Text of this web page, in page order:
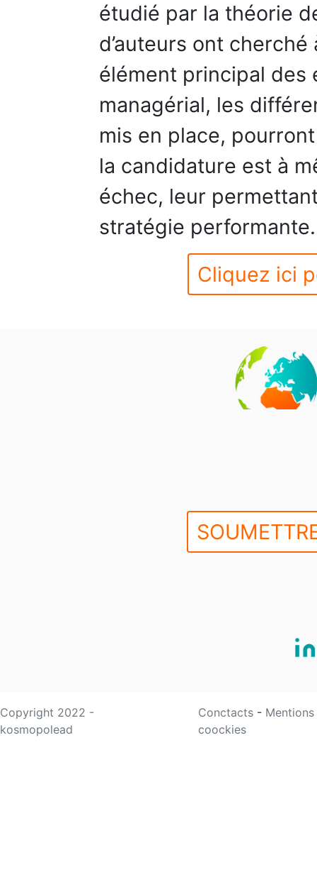
étudié par la théorie
d’auteurs ont
élément principal des
managérial, les
mis en place,
la candidature est à
échec, leur
stratégie performante.
Cliquez ici
Copyright 2022 -
kosmopolead
Conctacts -
coockies